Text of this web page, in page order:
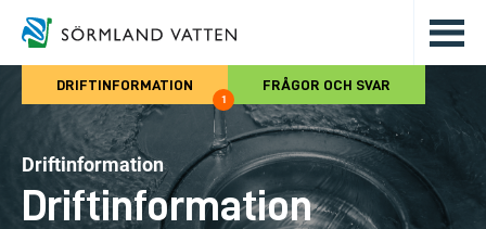
Hoppa till det huvudsakliga
DRIFTINFORMATION
1
FRÅGOR OCH SVAR
Driftinformation
Driftinformation